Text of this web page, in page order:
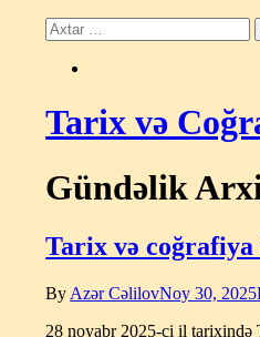
Tarix və
Gündəlik
Tarix və coğrafiya
By Azər CəlilovNoy 30, 2025
28 noyabr 2025-ci il tarixində